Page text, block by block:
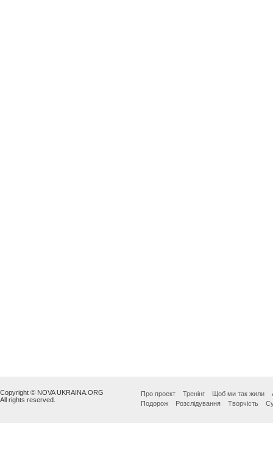
Copyright © NOVA UKRAINA.ORG
All rights reserved.
Про проект Тренінг Щоб ми так жили
Подорож
Розслідування Творчість